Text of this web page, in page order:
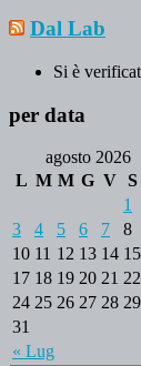
Dal Lab
Si è
per data
agosto 2026
L M M G V S
« Lug
1
3
4 5 6 7 8
10 11 12 13 14 15
17 18 19 20 21 22
24 25 26 27 28 29
31